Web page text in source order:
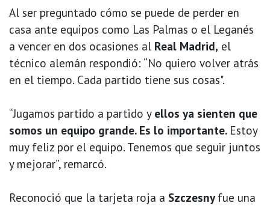
Al ser preguntado cómo se puede de perder en
casa ante equipos como Las Palmas o el Leganés
a vencer en dos ocasiones al Real Madrid, el
técnico alemán respondió: “No quiero volver atrás
en el tiempo. Cada partido tiene sus cosas".
“Jugamos partido a partido y ellos ya sienten que
somos un equipo grande. Es lo importante. Estoy
muy feliz por el equipo. Tenemos que seguir juntos
y mejorar”, remarcó.
Reconoció que la tarjeta roja a Szczesnyfue una